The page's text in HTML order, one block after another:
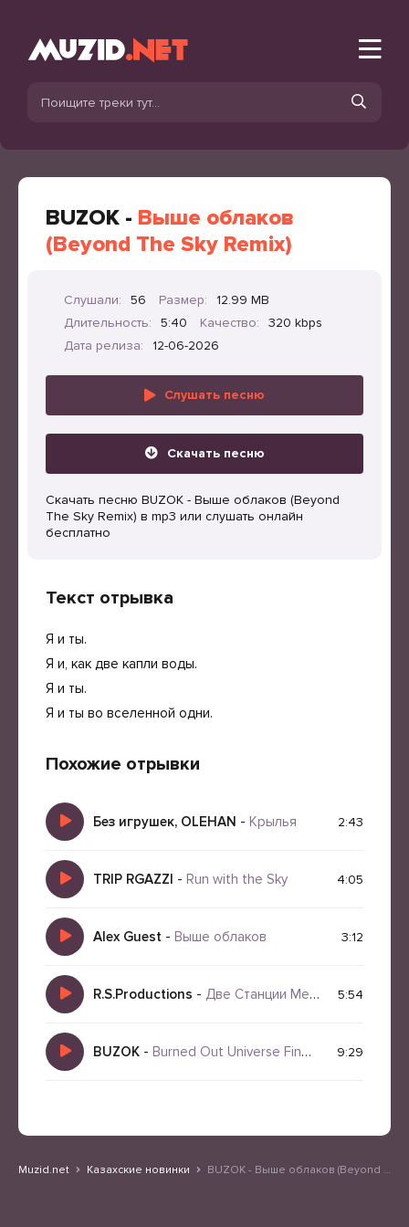
BUZOK - Выше облаков
(Beyond The Sky Remix)
Слушали: 56 Размер:
12.99 MB
Длительность:
5:40 Качество:
320 kbps
Дата релиза:
12-06-2026
Слушать песню
Скачать песню
Скачать песню BUZOK - Выше облаков (Beyond
The Sky Remix) в mp3 или слушать онлайн
бесплатно
Текст отрывка
Я и ты.
Я и, как две капли воды.
Я и ты.
Я и ты во вселенной одни.
Похожие отрывки
Без игрушек, OLEHAN - Крылья 2:43
TRIP RGAZZI - Run with the Sky 4:05
Alex Guest - Выше облаков 3:12
R.S.Productions - Две Станции Метро (Cover) 5:54
BUZOK - Burned Out Universe Find Ourselves Again 2026 Boo Remix 9:29
Muzid.net Казахские новинки BUZOK - Выше облаков (Beyond The Sky Remix)